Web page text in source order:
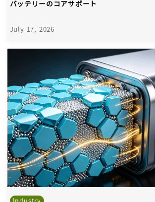
バッテリーのコアサポート
July 17, 2026